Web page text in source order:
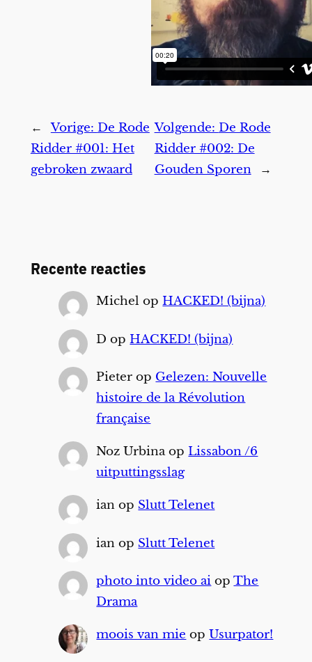
← Vorige: De Rode
Ridder #001: Het
gebroken zwaard
Volgende: De Rode
Ridder #002: De
Gouden Sporen
→
Recente reacties
Michel opHACKED! (bijna)
D opHACKED! (bijna)
Pieter op Gelezen: Nouvelle
histoire de la Révolution
française
Noz UrbinaopLissabon /6
uitputtingsslag
ian op Slutt Telenet
ian op Slutt Telenet
photo into video ai opThe
Drama
moois van mie opUsurpator!